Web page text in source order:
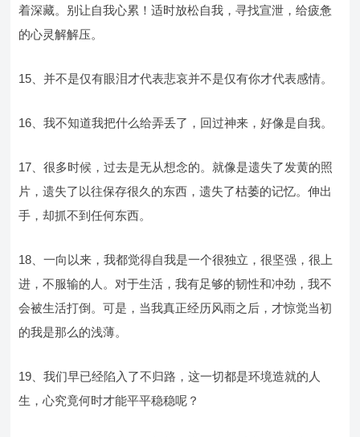
着深藏。别让自我心累！适时放松自我，寻找宣泄，给疲惫
的心灵解解压。
15、并不是仅有眼泪才代表悲哀并不是仅有你才代表感情。
16、我不知道我把什么给弄丢了，回过神来，好像是自我。
17、很多时候，过去是无从想念的。就像是遗失了发黄的照
片，遗失了以往保存很久的东西，遗失了枯萎的记忆。伸出
手，却抓不到任何东西。
18、一向以来，我都觉得自我是一个很独立，很坚强，很上
进，不服输的人。对于生活，我有足够的韧性和冲劲，我不
会被生活打倒。可是，当我真正经历风雨之后，才惊觉当初
的我是那么的浅薄。
19、我们早已经陷入了不归路，这一切都是环境造就的人
生，心究竟何时才能平平稳稳呢？